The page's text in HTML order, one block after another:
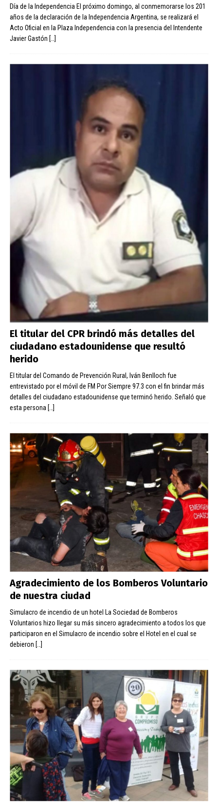
Día de la Independencia El próximo domingo, al conmemorarse los 201
años de la declaración de la Independencia Argentina, se realizará el
Acto Oficial en la Plaza Independencia con la presencia del Intendente
Javier Gastón […]
El titular del CPR brindó más detalles del
ciudadano estadounidense que resultó
herido
El titular del Comando de Prevención Rural, Iván Benlloch fue
entrevistado por el móvil de FM Por Siempre 97.3 con el fin brindar más
detalles del ciudadano estadounidense que terminó herido. Señaló que
esta persona […]
Agradecimiento de los Bomberos Voluntario
de nuestra ciudad
Simulacro de incendio de un hotel La Sociedad de Bomberos
Voluntarios hizo llegar su más sincero agradecimiento a todos los que
participaron en el Simulacro de incendio sobre el Hotel en el cual se
debieron […]